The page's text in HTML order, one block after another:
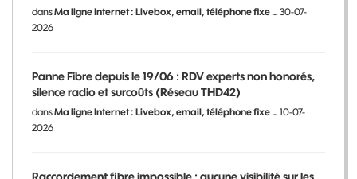
dansMa ligne Internet : Livebox, email, téléphone fixe … 30-07-
2026
Panne Fibre depuis le 19/06 : RDV experts non honorés,
silence radio et surcoûts (Réseau THD42)
dansMa ligne Internet : Livebox, email, téléphone fixe … 10-07-
2026